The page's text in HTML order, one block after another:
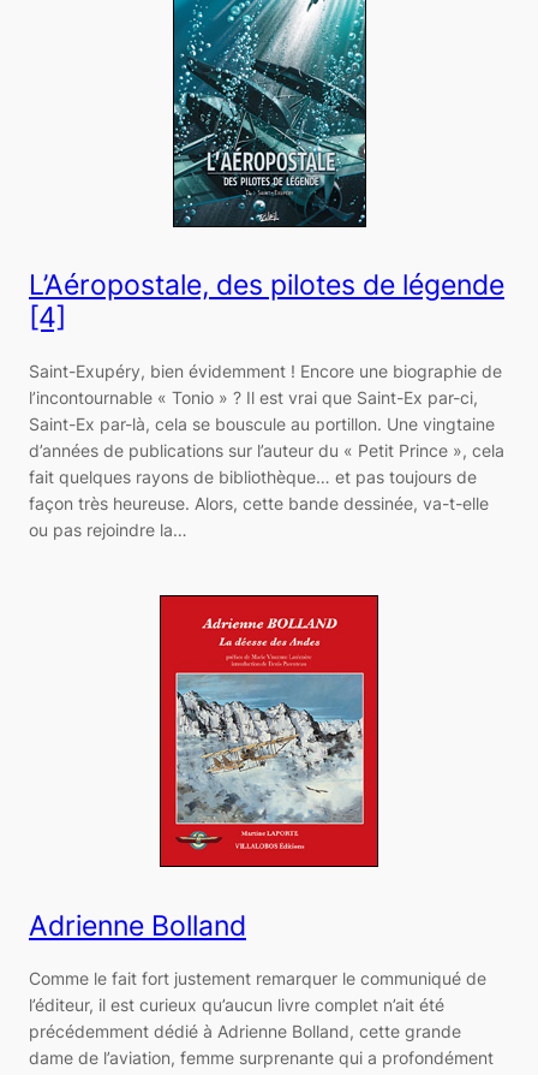
L’Aéropostale, des pilotes de légende
[4]
Saint-Exupéry, bien évidemment ! Encore une biographie de
l’incontournable « Tonio » ? Il est vrai que Saint-Ex par-ci,
Saint-Ex par-là, cela se bouscule au portillon. Une vingtaine
d’années de publications sur l’auteur du « Petit Prince », cela
fait quelques rayons de bibliothèque… et pas toujours de
façon très heureuse. Alors, cette bande dessinée, va-t-elle
ou pas rejoindre la…
Adrienne Bolland
Comme le fait fort justement remarquer le communiqué de
l’éditeur, il est curieux qu’aucun livre complet n’ait été
précédemment dédié à Adrienne Bolland, cette grande
dame de l’aviation, femme surprenante qui a profondément